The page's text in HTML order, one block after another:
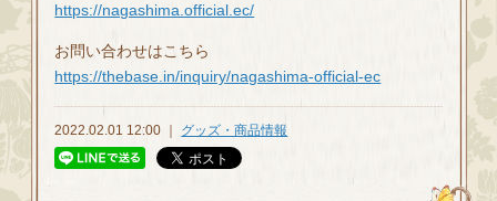
https://nagashima.official.ec/
お問い合わせはこちら
https://thebase.in/inquiry/nagashima-official-ec
2022.02.01 12:00 ｜ グッズ・商品情報